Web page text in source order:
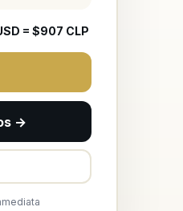
= $907 CLP
→